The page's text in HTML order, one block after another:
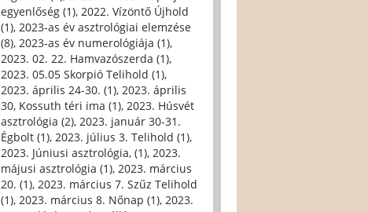
egyenlőség (1), 2022. Vízöntő Újhold
(1), 2023-as év asztrológiai elemzése
(8), 2023-as év numerológiája (1),
2023. 02. 22. Hamvazószerda (1),
2023. 05.05 Skorpió Telihold (1),
2023. április 24-30. (1), 2023. április
30, Kossuth téri ima (1), 2023. Húsvét
asztrológia (2), 2023. január 30-31.
Égbolt (1), 2023. július 3. Telihold (1),
2023. Júniusi asztrológia, (1), 2023.
májusi asztrológia (1), 2023. március
20. (1), 2023. március 7. Szűz Telihold
(1), 2023. március 8. Nőnap (1), 2023.